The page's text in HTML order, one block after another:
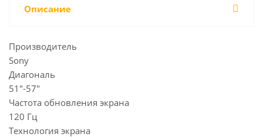
Описание
Производитель
Sony
Диагональ
51"-57"
Частота обновления экрана
120 Гц
Технология экрана